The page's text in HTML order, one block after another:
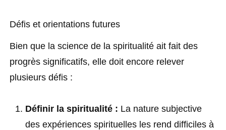
Défis et orientations futures
Bien que la science de la spiritualité ait fait des
progrès significatifs, elle doit encore relever
plusieurs défis :
Définir la spiritualité : La nature subjective
des expériences spirituelles les rend difficiles à